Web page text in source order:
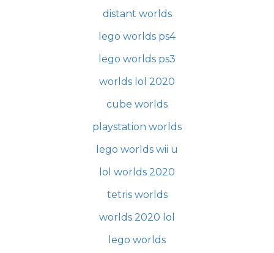
distant worlds
lego worlds ps4
lego worlds ps3
worlds lol 2020
cube worlds
playstation worlds
lego worlds wii u
lol worlds 2020
tetris worlds
worlds 2020 lol
lego worlds